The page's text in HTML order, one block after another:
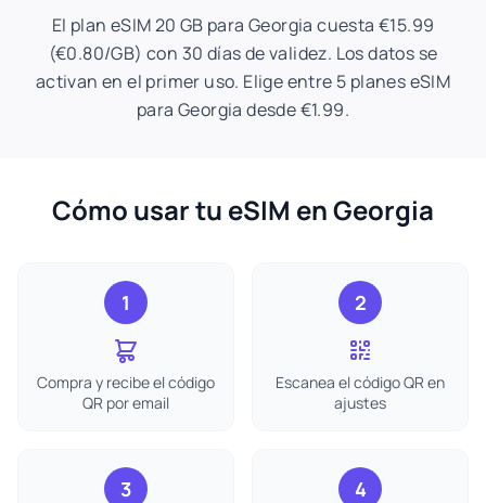
El plan eSIM 20 GB para Georgia cuesta €15.99
(€0.80/GB) con 30 días de validez. Los datos se
activan en el primer uso. Elige entre 5 planes eSIM
para Georgia desde €1.99.
Cómo usar tu eSIM en Georgia
1
Compra y recibe el código
QR por email
2
Escanea el código QR en
ajustes
3 4